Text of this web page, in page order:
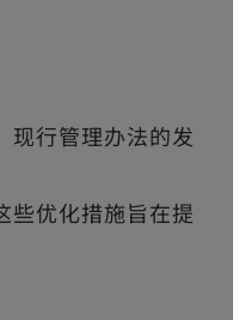
现行管理办法的发
些优化措施旨在提